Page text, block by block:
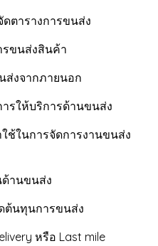
ตารางการขนส่ง
ขนส่งสินค้า
ส่งจากภายนอก
รให้บริการด้านขนส่ง
ช้ในการจัดการงานขนส่ง
านขนส่ง
ต้นทุนการขนส่ง
หรือ Last mile